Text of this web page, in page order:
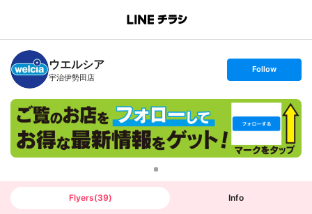
B
n
c
h
T
ウエルシア
宇治伊勢田店
s
t
o
l
o
w
Follow
Flyers(39) Info